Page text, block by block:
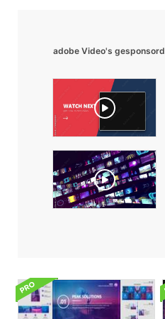
adobe Video's gesponsord